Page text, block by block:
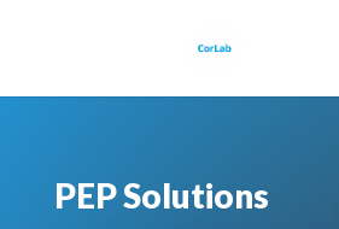
PEP Solutions